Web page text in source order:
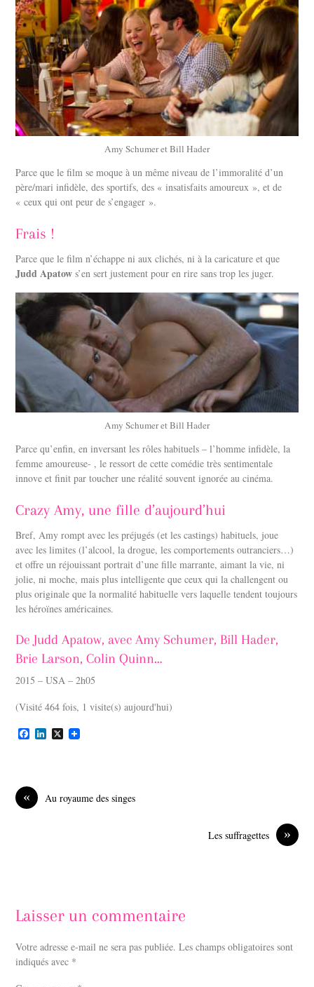
Amy Schumer et Bill Hader
Parce que le film se moque à un même niveau de l’immoralité d’un
père/mari infidèle, des sportifs, des « insatisfaits amoureux », et de
« ceux qui ont peur de s’engager ».
Frais !
Parce que le film n’échappe ni aux clichés, ni à la caricature et que
Judd Apatows’en sert justement pour en rire sans trop les juger.
Amy Schumer et Bill Hader
Parce qu’enfin, en inversant les rôles habituels – l’homme infidèle, la
femme amoureuse- , le ressort de cette comédie très sentimentale
innove et finit par toucher une réalité souvent ignorée au cinéma.
Crazy Amy, une fille d’aujourd’hui
Bref, Amy rompt avec les préjugés (et les castings) habituels, joue
avec les limites (l’alcool, la drogue, les comportements outranciers…)
et offre un réjouissant portrait d’une fille marrante, aimant la vie, ni
jolie, ni moche, mais plus intelligente que ceux qui la challengent ou
plus originale que la normalité habituelle vers laquelle tendent toujours
les héroïnes américaines.
De Judd Apatow, avec Amy Schumer, Bill Hader,
Brie Larson, Colin Quinn…
2015 – USA – 2h05
(Visité 464 fois, 1 visite(s) aujourd'hui)
F
o
o
k
L
I
X
« Au royaume des singes
»
Les suffragettes
Laisser un commentaire
Votre adresse e-mail ne sera pas publiée. Les champs obligatoires sont
indiqués avec *